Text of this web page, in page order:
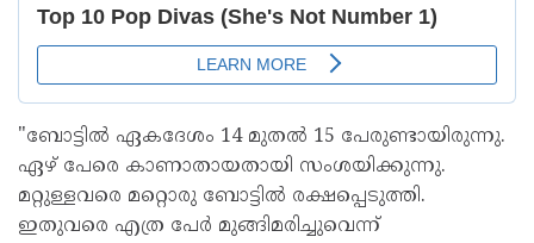
"ബോട്ടിൽ ഏകദേശം 14 മുതൽ 15 പേരുണ്ടായിരുന്നു.
ഏഴ് പേരെ കാണാതായതായി സംശയിക്കുന്നു.
മറ്റുള്ളവരെ മറ്റൊരു ബോട്ടിൽ രക്ഷപ്പെടുത്തി.
ഇതുവരെ എത്ര പേർ മുങ്ങിമരിച്ചുവെന്ന്